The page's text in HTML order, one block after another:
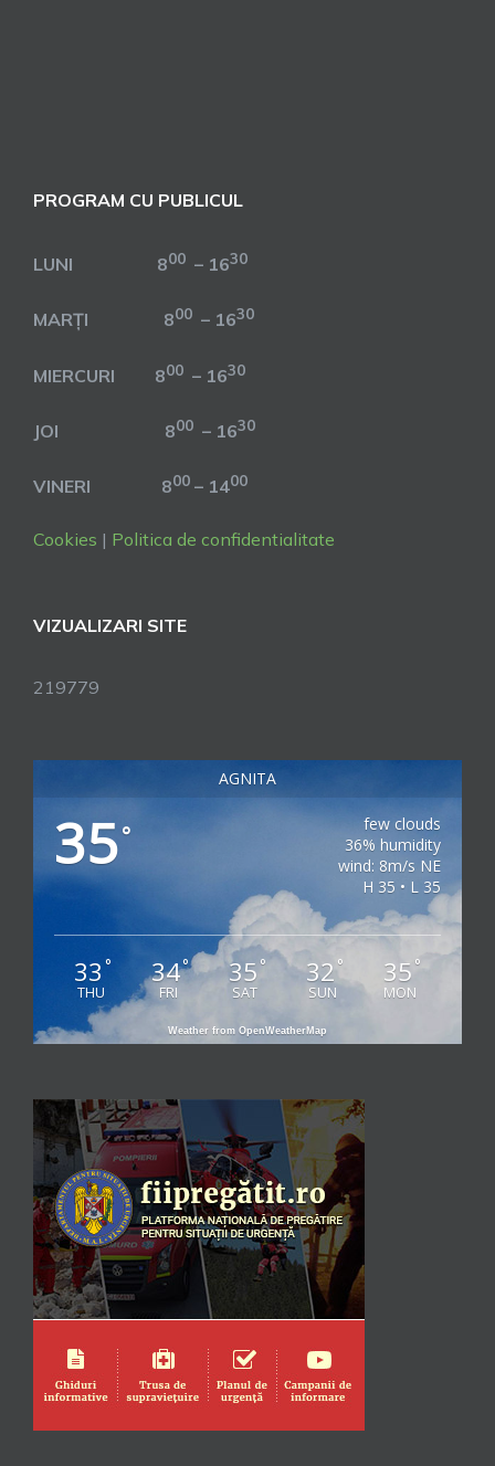
PROGRAM CU PUBLICUL
LUNI 800 – 1630
MARȚI 800 – 1630
MIERCURI 800 – 1630
JOI 800 – 1630
VINERI 800 – 1400
Cookies | Politica de confidentialitate
VIZUALIZARI SITE
219779
AGNITA
35°
few clouds
36% humidity
wind: 8m/s NE
H 35 • L 35
33 °
THU
34°
FRI
35°
SAT
32 °
SUN
35 °
MON
Weather from OpenWeatherMap